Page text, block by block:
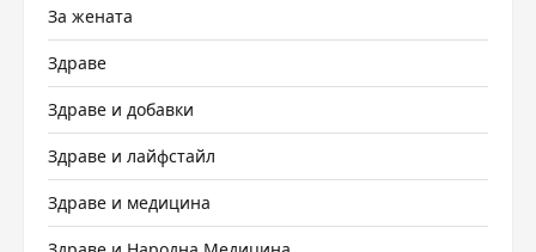
За жената
Здраве
Здраве и добавки
Здраве и лайфстайл
Здраве и медицина